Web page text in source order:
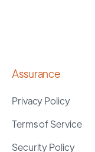
Assurance
Privacy Policy
Terms of Service
Security Policy